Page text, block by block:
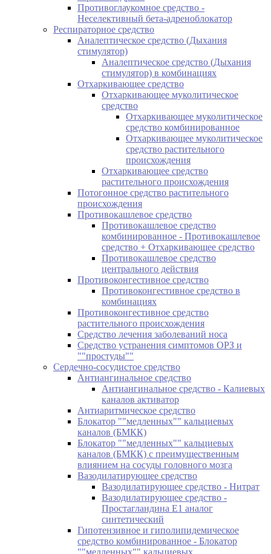
Противоглаукомное средство -
Неселективный бета-адреноблокатор
Респираторное средство
Аналептическое средство (Дыхания
стимулятор)
Аналептическое средство (Дыхания
стимулятор) в комбинациях
Отхаркивающее средство
Отхаркивающее муколитическое
средство
Отхаркивающее муколитическое
средство комбинированное
Отхаркивающее муколитическое
средство растительного
происхождения
Отхаркивающее средство
растительного происхождения
Потогонное средство растительного
происхождения
Противокашлевое средство
Противокашлевое средство
комбинированное - Противокашлевое
средство + Отхаркивающее средство
Противокашлевое средство
центрального действия
Противоконгестивное средство
Противоконгестивное средство в
комбинациях
Противоконгестивное средство
растительного происхождения
Средство лечения заболеваний носа
Средство устранения симптомов ОРЗ и
""простуды""
Сердечно-сосудистое средство
Антиангинальное средство
Антиангинальное средство - Калиевых
каналов активатор
Антиаритмическое средство
Блокатор ""медленных"" кальциевых
каналов (БМКК)
Блокатор ""медленных"" кальциевых
каналов (БМКК) с преимущественным
влиянием на сосуды головного мозга
Вазодилатирующее средство
Вазодилатирующее средство - Нитрат
Вазодилатирующее средство -
Простагландина Е1 аналог
синтетический
Гипотензивное и гиполипидемическое
средство комбинированное - Блокатор
""медленных"" кальциевых